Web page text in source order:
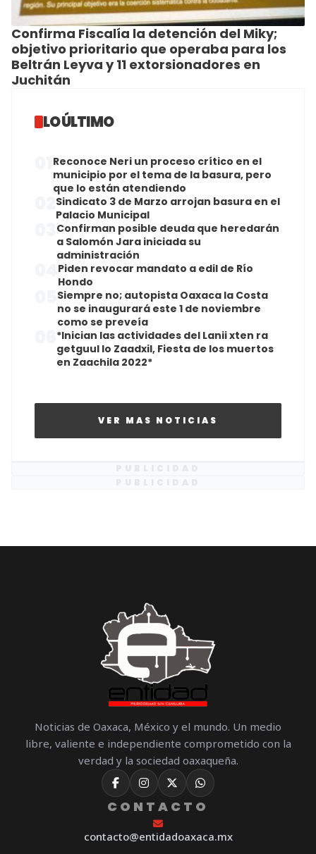
Confirma Fiscalía la detención del Miky;
objetivo prioritario que operaba para los
Beltrán Leyva y 11 extorsionadores en
Juchitán
LO ÚLTIMO
Reconoce Neri un proceso crítico en el
municipio por el tema de la basura, pero
que lo están atendiendo
Sindicato 3 de Marzo arrojan basura en el
Palacio Municipal
Confirman posible deuda que heredarán
a Salomón Jara iniciada su
administración
Piden revocar mandato a edil de Río
Hondo
Siempre no; autopista Oaxaca la Costa
no se inaugurará este 1 de noviembre
como se preveía
*Inician las actividades del Lanii xten ra
getguul lo Zaadxil, Fiesta de los muertos
en Zaachila 2022*
VER MAS NOTICIAS
Noticias de Oaxaca, México y el mundo. Un medio
libre, valiente e independiente comprometido con la
verdad y la sociedad oaxaqueña.
CONTACTO
contacto@entidadoaxaca.mx